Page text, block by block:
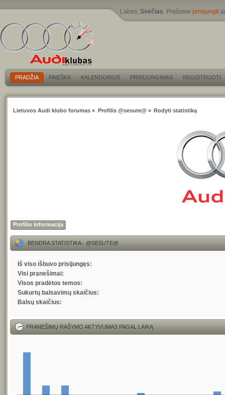
Labas, Svečias. Prašome prisijungti
PRADŽIA PAIEŠKA KALENDORIUS PRISIJUNGIMAS REGISTRUOTI
Lietuvos Audi klubo forumas » Profilis @sesute@ » Rodyti statistiką
Profilio informacija
BENDRA STATISTIKA - @SESUTE@
Iš viso išbuvo prisijungęs:
Visi pranešimai:
Visos pradėtos temos:
Sukurtų balsavimų skaičius:
Balsų skaičius:
PRANEŠIMŲ RAŠYMO AKTYVUMAS PAGAL LAIKĄ